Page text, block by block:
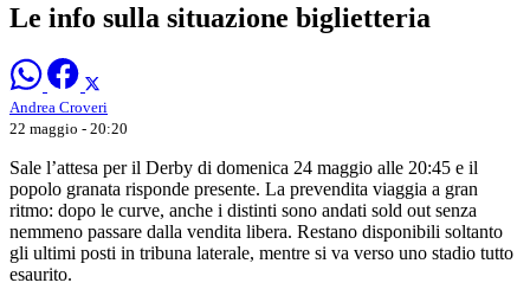
Le info sulla situazione biglietteria
Andrea Croveri
22 maggio - 20:20
Sale l’attesa per il Derby di domenica 24 maggio alle 20:45 e il
popolo granata risponde presente. La prevendita viaggia a gran
ritmo: dopo le curve, anche i distinti sono andati sold out senza
nemmeno passare dalla vendita libera. Restano disponibili soltanto
gli ultimi posti in tribuna laterale, mentre si va verso uno stadio tutto
esaurito.